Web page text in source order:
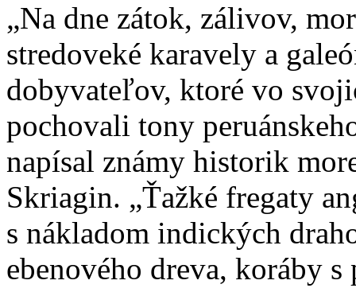
„Na dne zátok, zálivov,
stredoveké karavely a
dobyvateľov, ktoré vo
pochovali tony
napísal známy historik
Skriagin. „Ťažké fregaty
s nákladom indických
ebenového dreva, koráby